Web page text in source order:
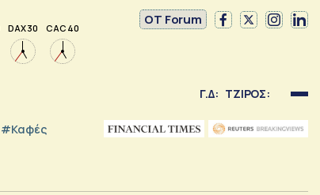
DAX 30 CAC 40
OT Forum
Γ.Δ: ΤΖΙΡΟΣ:
#καφές